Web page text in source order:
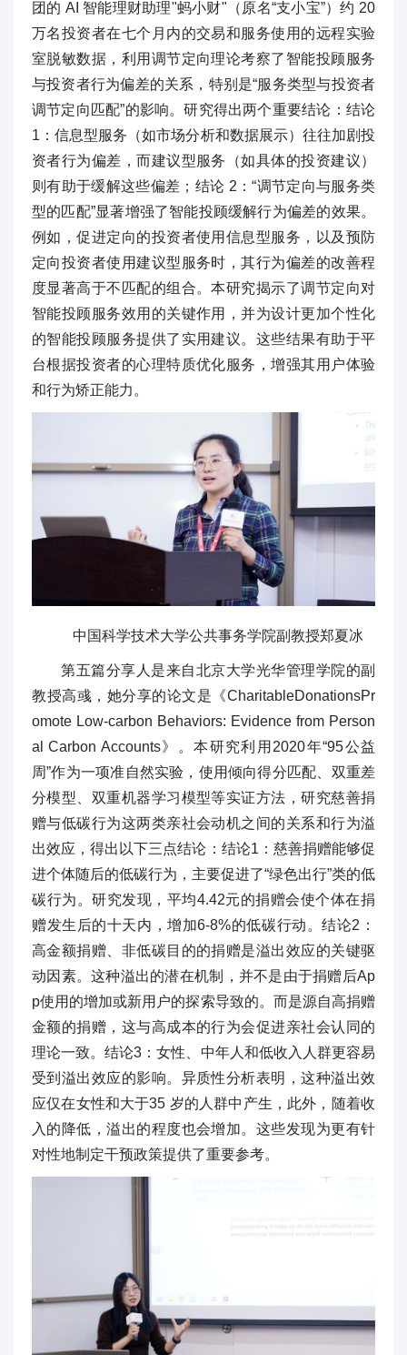
团的 AI 智能理财助理"蚂小财"（原名“支小宝”）约 20
万名投资者在七个月内的交易和服务使用的远程实验
室脱敏数据，利用调节定向理论考察了智能投顾服务
与投资者行为偏差的关系，特别是“服务类型与投资者
调节定向匹配”的影响。研究得出两个重要结论：结论
1：信息型服务（如市场分析和数据展示）往往加剧投
资者行为偏差，而建议型服务（如具体的投资建议）
则有助于缓解这些偏差；结论 2：“调节定向与服务类
型的匹配”显著增强了智能投顾缓解行为偏差的效果。
例如，促进定向的投资者使用信息型服务，以及预防
定向投资者使用建议型服务时，其行为偏差的改善程
度显著高于不匹配的组合。本研究揭示了调节定向对
智能投顾服务效用的关键作用，并为设计更加个性化
的智能投顾服务提供了实用建议。这些结果有助于平
台根据投资者的心理特质优化服务，增强其用户体验
和行为矫正能力。
中国科学技术大学公共事务学院副教授郑夏冰
第五篇分享人是来自北京大学光华管理学院的副
教授高彧，她分享的论文是《CharitableDonationsPr
omote Low-carbon Behaviors: Evidence from Person
al Carbon Accounts》。本研究利用2020年“95公益
周”作为一项准自然实验，使用倾向得分匹配、双重差
分模型、双重机器学习模型等实证方法，研究慈善捐
赠与低碳行为这两类亲社会动机之间的关系和行为溢
出效应，得出以下三点结论：结论1：慈善捐赠能够促
进个体随后的低碳行为，主要促进了“绿色出行”类的低
碳行为。研究发现，平均4.42元的捐赠会使个体在捐
赠发生后的十天内，增加6-8%的低碳行动。结论2：
高金额捐赠、非低碳目的的捐赠是溢出效应的关键驱
动因素。这种溢出的潜在机制，并不是由于捐赠后Ap
p使用的增加或新用户的探索导致的。而是源自高捐赠
金额的捐赠，这与高成本的行为会促进亲社会认同的
理论一致。结论3：女性、中年人和低收入人群更容易
受到溢出效应的影响。异质性分析表明，这种溢出效
应仅在女性和大于35 岁的人群中产生，此外，随着收
入的降低，溢出的程度也会增加。这些发现为更有针
对性地制定干预政策提供了重要参考。